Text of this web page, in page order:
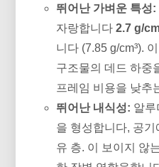
뛰어난 가벼운 특성:
자랑합니다2.7 g/
니다 (7.85 g/cm³).
구조물의 데드 하중
프레임 비용을 낮추
뛰어난 내식성: 알루
을 형성합니다, 공기
유 층. 이 보이지 않